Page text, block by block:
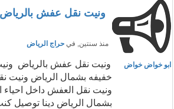
ونيت نقل عفش بالرياض ///
منذ سنتين, في حراج الرياض
ابو خواض خواض
‏ونيت نقل عفش بالرياض
خفيفه بشمال الرياض ونيت
ونيت نقل العفش داخل احياء
بشمال الرياض دينا توصيل